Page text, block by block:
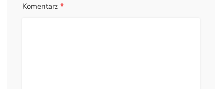
Komentarz *